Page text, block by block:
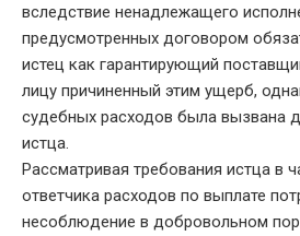
вследствие ненадлежащего
предусмотренных договором
истец как гарантирующий
лицу причиненный этим ущерб,
судебных расходов была вызвана
истца.
Рассматривая требования истца в
ответчика расходов по выплате
несоблюдение в добровольном